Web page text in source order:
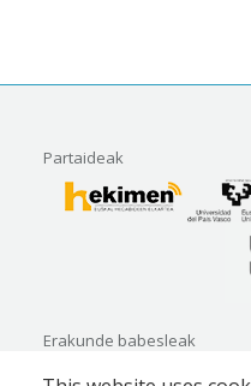
Partaideak
Erakunde babesleak